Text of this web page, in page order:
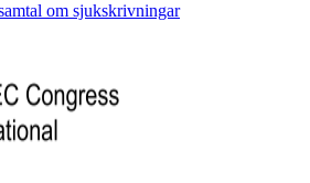
om sjukskrivningar